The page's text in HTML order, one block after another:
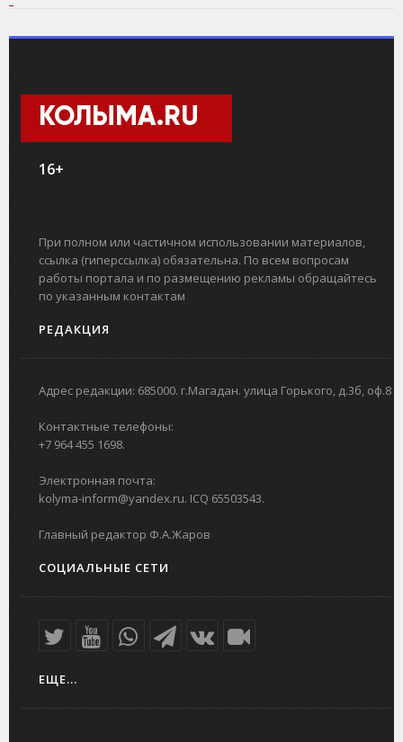
КОЛЫМА.RU
16+
При полном или частичном использовании материалов,
ссылка (гиперссылка) обязательна. По всем вопросам
работы портала и по размещению рекламы обращайтесь
по указанным контактам
РЕДАКЦИЯ
Адрес редакции: 685000. г.Магадан. улица Горького, д.3б, оф.8
Контактные телефоны:
+7 964 455 1698.
Электронная почта:
kolyma-inform@yandex.ru. ICQ 65503543.
Главный редактор Ф.А.Жаров
СОЦИАЛЬНЫЕ СЕТИ
ЕЩЕ...